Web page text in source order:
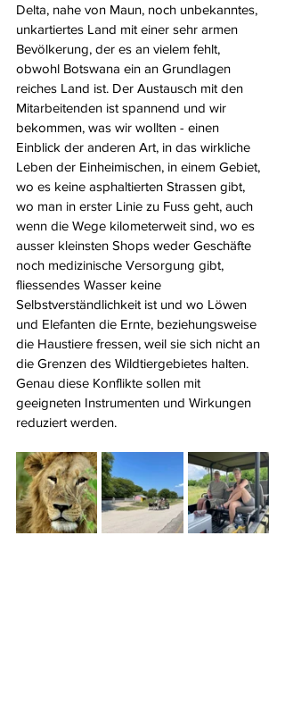
Delta, nahe von Maun, noch unbekanntes,
unkartiertes Land mit einer sehr armen
Bevölkerung, der es an vielem fehlt,
obwohl Botswana ein an Grundlagen
reiches Land ist. Der Austausch mit den
Mitarbeitenden ist spannend und wir
bekommen, was wir wollten - einen
Einblick der anderen Art, in das wirkliche
Leben der Einheimischen, in einem Gebiet,
wo es keine asphaltierten Strassen gibt,
wo man in erster Linie zu Fuss geht, auch
wenn die Wege kilometerweit sind, wo es
ausser kleinsten Shops weder Geschäfte
noch medizinische Versorgung gibt,
fliessendes Wasser keine
Selbstverständlichkeit ist und wo Löwen
und Elefanten die Ernte, beziehungsweise
die Haustiere fressen, weil sie sich nicht an
die Grenzen des Wildtiergebietes halten.
Genau diese Konflikte sollen mit
geeigneten Instrumenten und Wirkungen
reduziert werden.